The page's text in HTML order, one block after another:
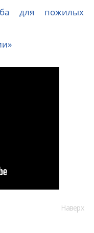
для пожилых
Наверх